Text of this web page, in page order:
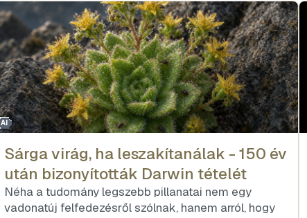
AI
Sárga virág, ha leszakítanálak - 150 év
után bizonyították Darwin tételét
Néha a tudomány legszebb pillanatai nem egy
vadonatúj felfedezésről szólnak, hanem arról, hogy